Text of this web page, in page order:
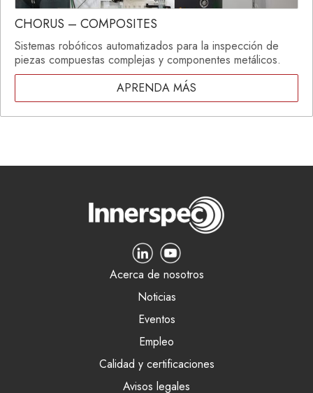
CHORUS – COMPOSITES
Sistemas robóticos automatizados para la inspección de
piezas compuestas complejas y componentes metálicos.
APRENDA MÁS
Acerca de nosotros
Noticias
Eventos
Empleo
Calidad y certificaciones
Avisos legales